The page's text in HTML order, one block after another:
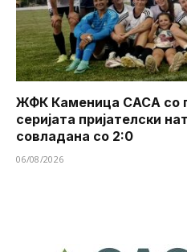
ЖФК Каменица САСА со
серијата пријателски
совладана со 2:0
06/08/2026